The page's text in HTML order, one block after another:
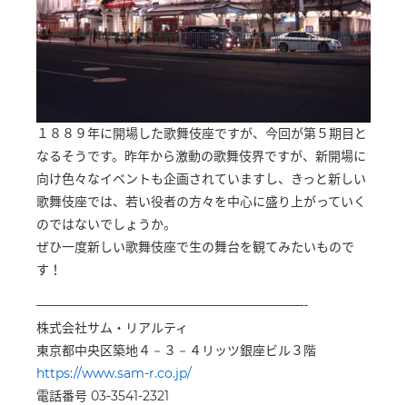
１８８９年に開場した歌舞伎座ですが、今回が第５期目と
なるそうです。昨年から激動の歌舞伎界ですが、新開場に
向け色々なイベントも企画されていますし、きっと新しい
歌舞伎座では、若い役者の方々を中心に盛り上がっていく
のではないでしょうか。
ぜひ一度新しい歌舞伎座で生の舞台を観てみたいもので
す！
—————————————————————-
株式会社サム・リアルティ
東京都中央区築地４－３－４リッツ銀座ビル３階
https://www.sam-r.co.jp/
電話番号 03‐3541-2321